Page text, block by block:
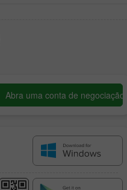
Abra uma conta de negociação